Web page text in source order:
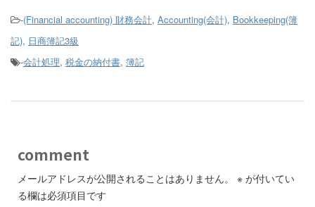
-(Financial accounting) 財務会計, Accounting(会計), Bookkeeping(簿
記), 日商簿記3級
-会計処理, 税金の納付書, 簿記
comment
メールアドレスが公開されることはありません。 ※ が付いてい
る欄は必須項目です